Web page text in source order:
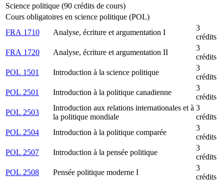
Science politique (90 crédits de cours)
Cours obligatoires en science politique (POL)
FRA 1710
Analyse, écriture et argumentation I
3
crédits
FRA 1720
Analyse, écriture et argumentation II
3
crédits
POL 1501
Introduction à la science politique
3
crédits
POL 2501
Introduction à la politique canadienne
3
crédits
POL 2503
Introduction aux relations internationales et à
la politique mondiale
3
crédits
POL 2504
Introduction à la politique comparée
3
crédits
POL 2507
Introduction à la pensée politique
3
crédits
POL 2508
Pensée politique moderne I
3
crédits